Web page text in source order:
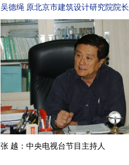
吴德绳 原北京市建筑设计研究院院长
张 越：中央电视台节目主持人